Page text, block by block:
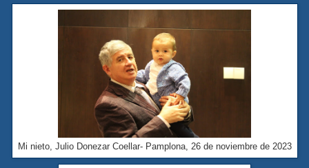
Mi nieto, Julio Donezar Coellar- Pamplona, 26 de noviembre de 2023